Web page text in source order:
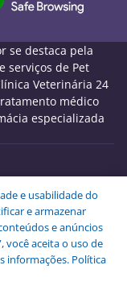
se destaca pela
serviços de Pet
Veterinária 24
médico
especializada
- Rebouças -
040.
Rações LTDA -
e usabilidade do
e armazenar
e anúncios
você aceita o uso de
informações. Política